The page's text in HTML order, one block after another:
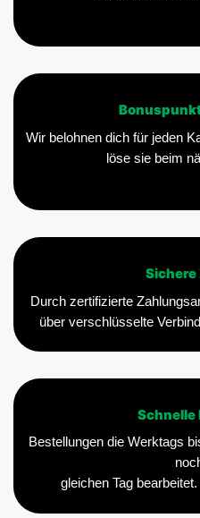
Wir belohnen dich für jeden
löse sie beim
Sichere
Durch zertifizierte
über verschlüsselte
Schnelle
Bestellungen die Werktags
gleichen Tag